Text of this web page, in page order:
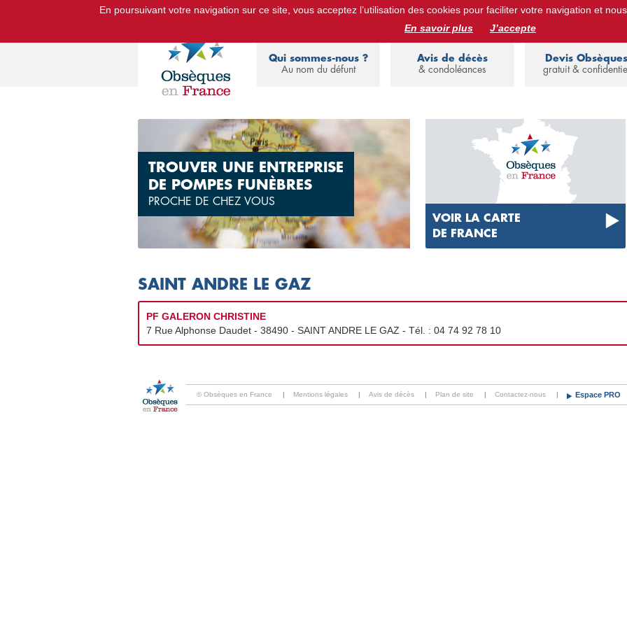
Le Portail d'Informations Obsèques :devis obsèques, assurance obsèques, avis de décès, annuaire de
Qui sommes-nous ?
Au nom du défunt
Avis de décès
& condoléances
Devis Obsèques
gratuit & confidentiel
TROUVER UNE ENTREPRISE
DE POMPES FUNÈBRES
PROCHE DE CHEZ VOUS
VOIR LA CARTE
DE FRANCE
SAINT ANDRE LE GAZ
PF GALERON CHRISTINE
7 Rue Alphonse Daudet - 38490 - SAINT ANDRE LE GAZ - Tél. : 04 74 92 78 10
© Obsèques en France | Mentions légales | Avis de décès | Plan de site | Contactez-nous | Espace PRO
En poursuivant votre navigation sur ce site, vous acceptez l’utilisation des cookies pour faciliter votre navigation et
En savoir plus
J’accepte